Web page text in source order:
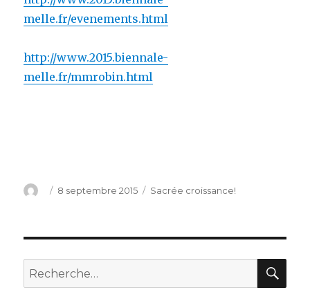
melle.fr/evenements.html
http://www.2015.biennale-
melle.fr/mmrobin.html
Auteur
Publié
8 septembre 2015 Catégories
Sacrée croissance!
Recherche
pour